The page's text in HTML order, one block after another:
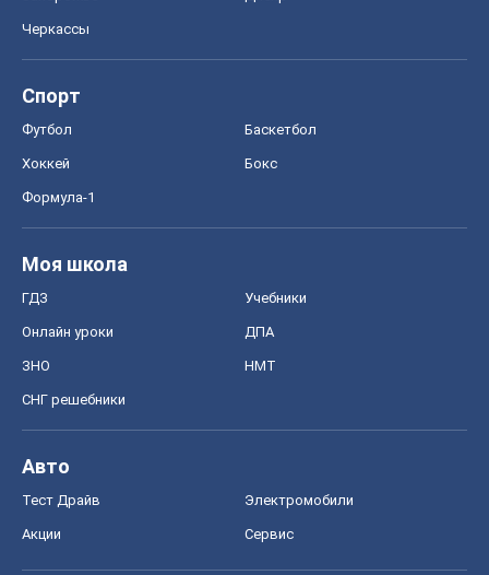
Черкассы
Спорт
Футбол Баскетбол
Хоккей Бокс
Формула-1
Моя школа
ГДЗ Учебники
Онлайн уроки ДПА
ЗНО НМТ
СНГ решебники
Авто
Тест Драйв Электромобили
Акции Сервис